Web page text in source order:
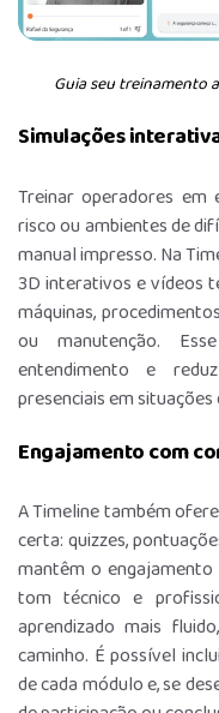
Guia seu treinamento
Simulações
Treinar operadores em
risco ou ambientes de
manual impresso. Na
3D interativos e vídeos
máquinas,
ou manutenção.
entendimento e
presenciais em situações
Engajamento com
A Timeline também
certa: quizzes,
mantêm o
tom técnico e
aprendizado mais
caminho. É possível
de cada módulo e, se